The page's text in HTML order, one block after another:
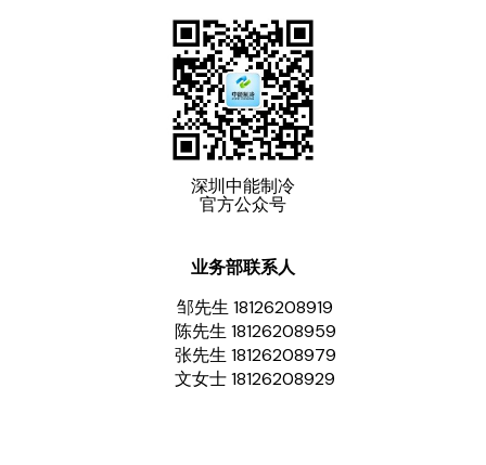
深圳中能制冷
官方公众号
业务部联系人
邹先生 18126208919
陈先生 18126208959
张先生 18126208979
文女士 18126208929